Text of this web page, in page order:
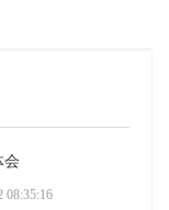
会
08:35:16